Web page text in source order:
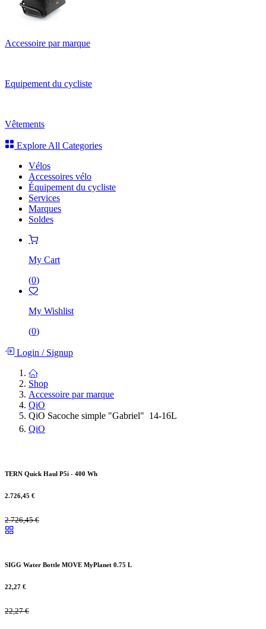
Accessoire par marque
Equipement du cycliste
Vêtements
Explore All Categories
Vélos
Accessoires vélo
Équipement du cycliste
Services
Marques
Soldes
My Cart
(0)
My Wishlist
(0)
Login /Signup
Shop
Accessoire par marque
QiO
QiO Sacoche simple "Gabriel" 14-16L
QiO
TERN Quick Haul P5i - 400 Wh
2.726,45 €
2.726,45€
SIGG Water Bottle MOVE MyPlanet 0.75 L
22,27 €
22,27€